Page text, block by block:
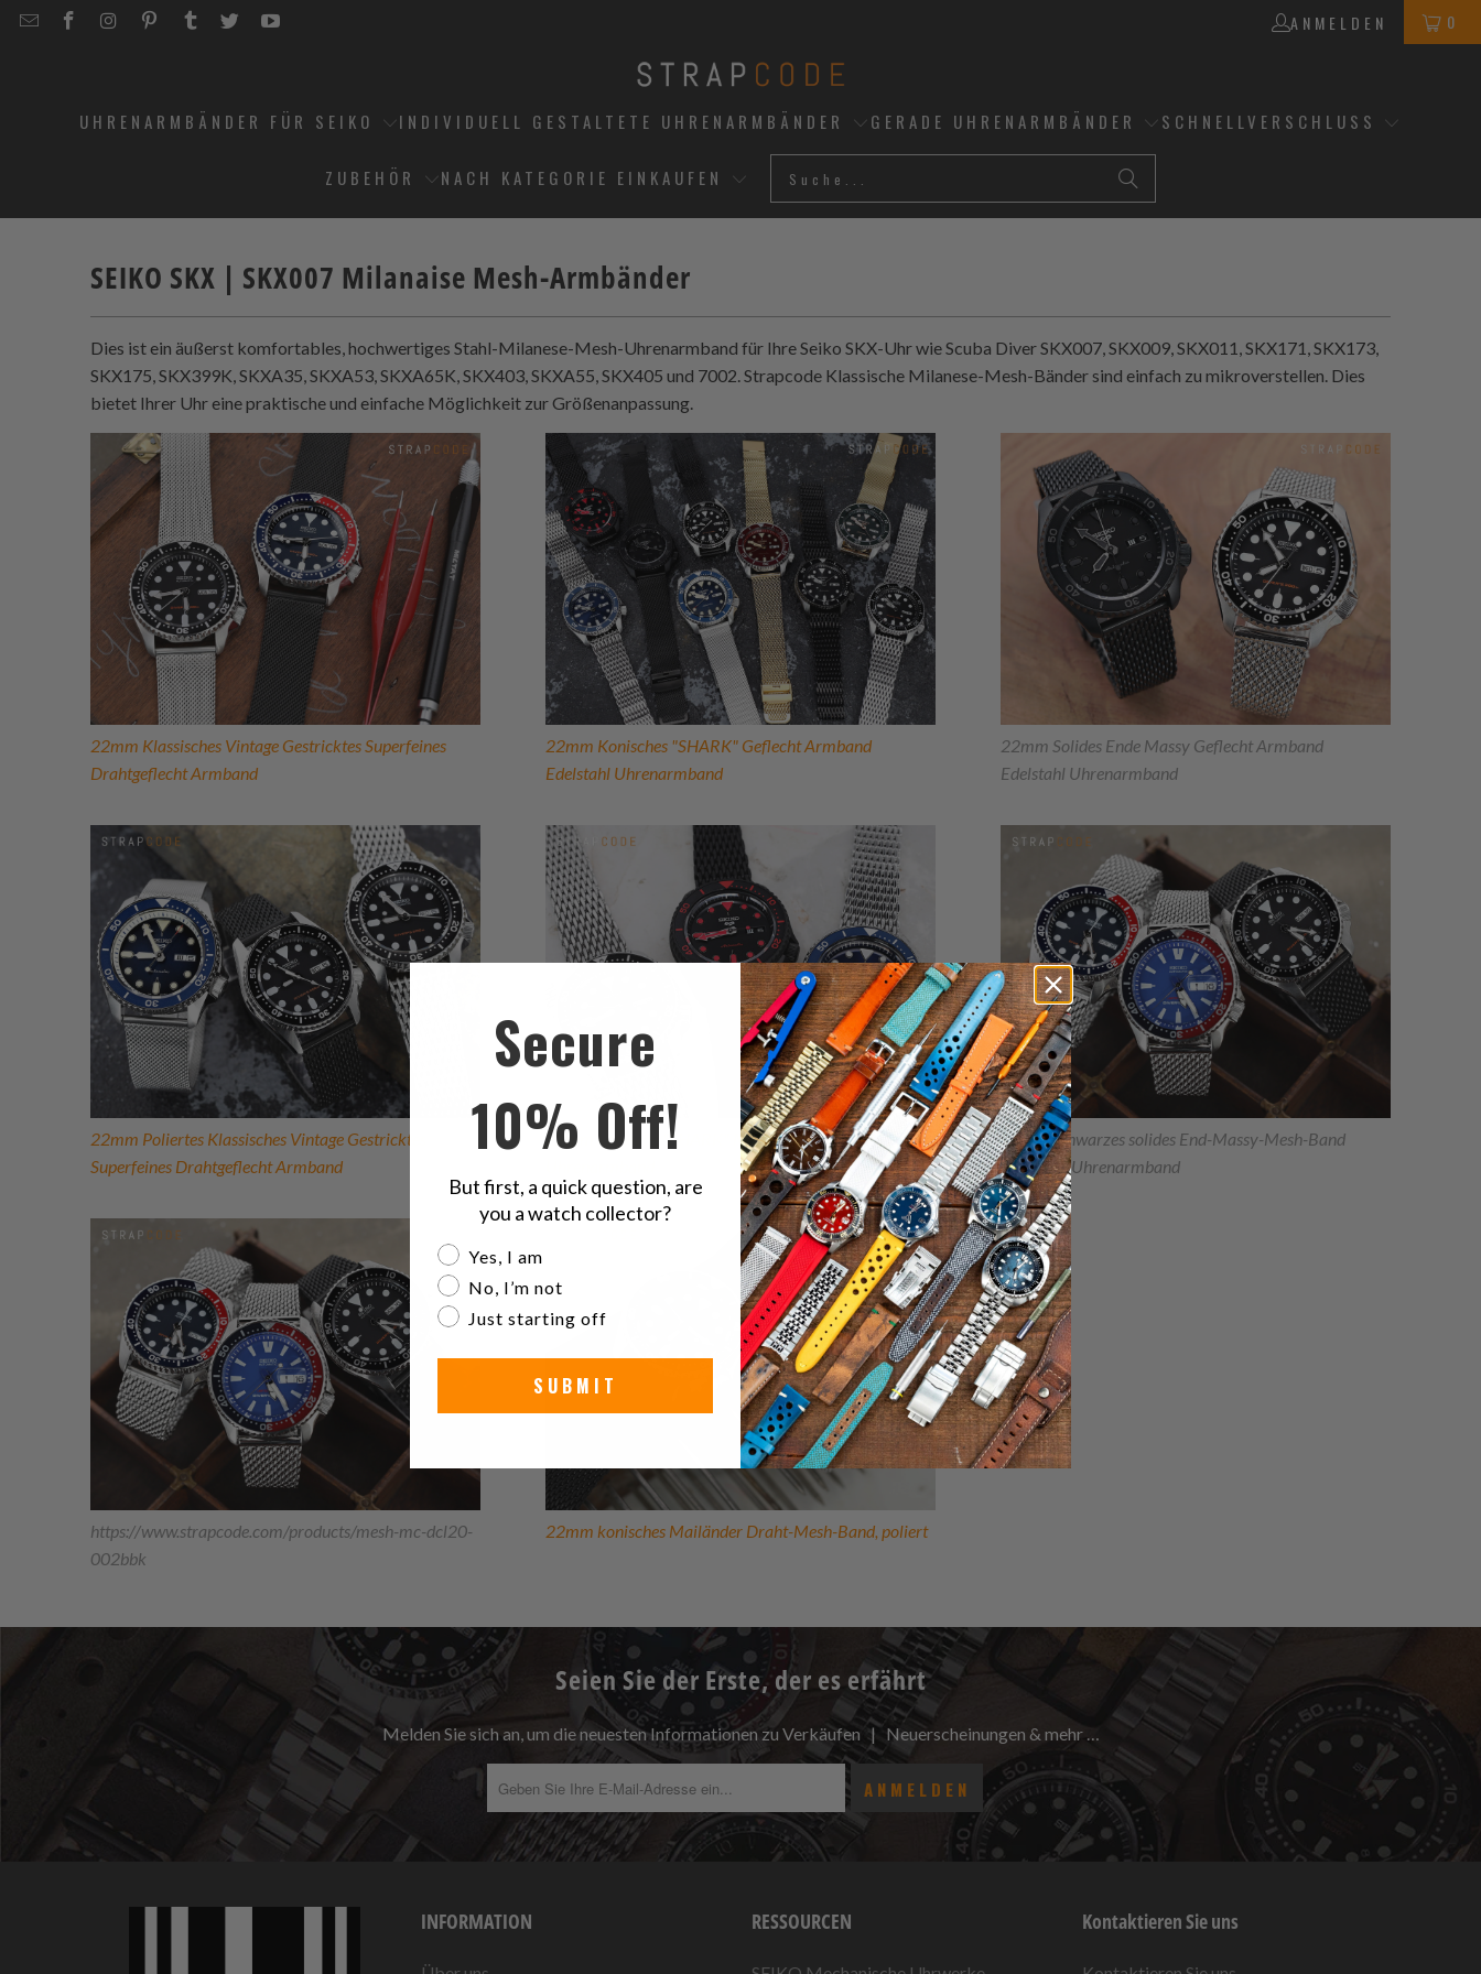
EMAILSTRAPCODE
STRAPCODE
INSTAGRAM
STRAPCODE
PINTEREST
STRAPCODE
STRAPCODE
TWITTER
STRAPCODE
YOUTUBE
ANMELDEN 0
UHRENARMBÄNDER FÜR SEIKO INDIVIDUELL GESTALTETE UHRENARMBÄNDER GERADE UHRENARMBÄNDER SCHNELLVERSCHLUSS
ZUBEHÖR NACH KATEGORIE EINKAUFEN
SEIKO SKX | SKX007 Milanaise Mesh-Armbänder
Dies ist ein äußerst komfortables, hochwertiges Stahl-Milanese-Mesh-Uhrenarmband für Ihre Seiko SKX-Uhr wie Scuba Diver SKX007, SKX009, SKX011, SKX171, SKX173,
SKX175, SKX399K, SKXA35, SKXA53, SKXA65K, SKX403, SKXA55, SKX405 und 7002. Strapcode Klassische Milanese-Mesh-Bänder sind einfach zu mikroverstellen. Dies
bietet Ihrer Uhr eine praktische und einfache Möglichkeit zur Größenanpassung.
22mm Klassisches Vintage Gestricktes Superfeines
Drahtgeflecht Armband
22mm Konisches "SHARK" Geflecht Armband
Edelstahl Uhrenarmband
22mm Solides Ende Massy Geflecht Armband
Edelstahl Uhrenarmband
22mm Poliertes Klassisches Vintage Gestricktes
Superfeines Drahtgeflecht Armband
22mm konische "SHARK" Mesh-Band Edelstahl-
22mm schwarzes solides End-Massy-Mesh-Band
Edelstahl-Uhrenarmband
https://www.strapcode.com/products/mesh-mc-dcl20-
002bbk
22mm konisches Mailänder Draht-Mesh-Band, poliert
Seien Sie der Erste, der es erfährt
Melden Sie sich an, um die neuesten Informationen zu Verkäufen | Neuerscheinungen & mehr …
INFORMATION RESSOURCEN Kontaktieren Sie uns
Secure
10% Off!
But first, a quick question, are
you a watch collector?
Are you a watch collector?
Yes, I am
No, I’m not
Just starting off
SUBMIT